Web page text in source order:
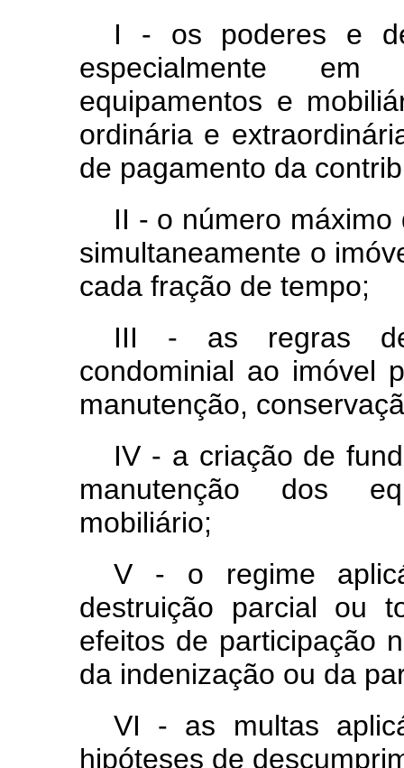
I - os poderes e
especialmente
equipamentos e
ordinária e
de pagamento da
II - o número
simultaneamente o
cada fração de tempo;
III - as regras de
condominial ao imóvel
manutenção,
IV - a criação de
manutenção dos
mobiliário;
V - o regime
destruição parcial ou
efeitos de participação
da indenização ou da
VI - as multas
hipóteses de